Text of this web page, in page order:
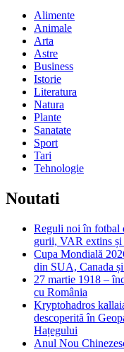
Alimente
Animale
Arta
Astre
Business
Istorie
Literatura
Natura
Plante
Sanatate
Sport
Tari
Tehnologie
Noutati
Reguli noi în fotbal
gurii, VAR extins și
Cupa Mondială
din SUA, Canada
27 martie 1918 –
cu România
Kryptohadros
descoperită în
Hațegului
Anul Nou